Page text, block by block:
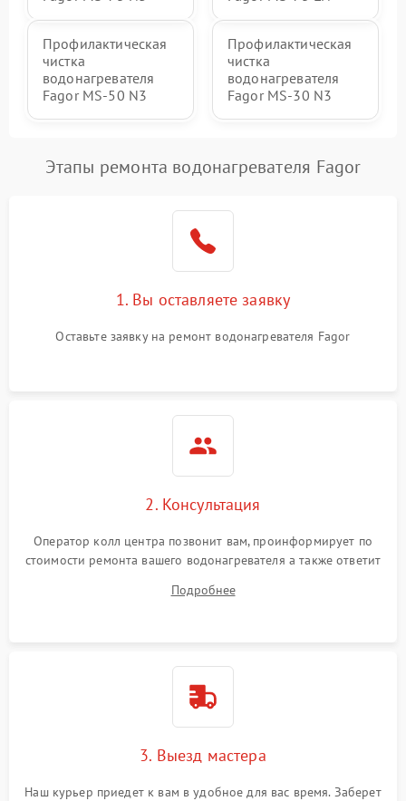
Профилактическая
чистка
водонагревателя
Fagor MS-50 N3
Профилактическая
чистка
водонагревателя
Fagor MS-30 N3
Этапы ремонта водонагревателя Fagor
1. Вы оставляете заявку
Оставьте заявку на ремонт водонагревателя Fagor
2. Консультация
Оператор колл центра позвонит вам, проинформирует по
стоимости ремонта вашего водонагревателя а также ответит
Подробнее
3. Выезд мастера
Наш курьер приедет к вам в удобное для вас время. Заберет